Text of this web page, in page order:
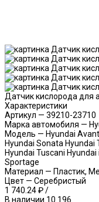
Датчик кислорода для
Характеристики
Артикул — 39210-23710
Марка автомобиля —
Модель — Hyundai
Hyundai Sonata Hyundai
Hyundai Tuscani
Sportage
Материал — Пластик,
Цвет — Серебристый
1 740.24 ₽/
В наличии 10 196